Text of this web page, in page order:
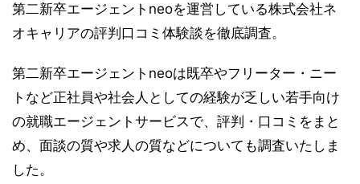
第二新卒エージェントneoを運営している株式会社ネ
オキャリアの評判口コミ体験談を徹底調査。
第二新卒エージェントneoは既卒やフリーター・ニー
トなど正社員や社会人としての経験が乏しい若手向け
の就職エージェントサービスで、評判・口コミをまと
め、面談の質や求人の質などについても調査いたしま
した。